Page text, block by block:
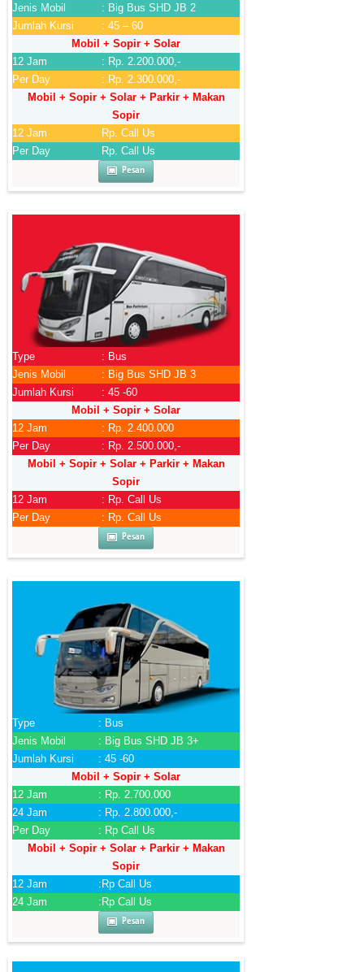
Jenis Mobil
: Big Bus SHD JB 2
Jumlah Kursi
: 45 – 60
Mobil + Sopir + Solar
12 Jam
: Rp. 2.200.000,-
Per Day
: Rp. 2.300.000,-
Mobil + Sopir + Solar + Parkir + Makan
Sopir
12 Jam
Rp. Call Us
Per Day
Rp. Call Us
Pesan
Type
: Bus
Jenis Mobil
: Big Bus SHD JB 3
Jumlah Kursi
: 45 -60
Mobil + Sopir + Solar
12 Jam
: Rp. 2.400.000
Per Day
: Rp. 2.500.000,-
Mobil + Sopir + Solar + Parkir + Makan
Sopir
12 Jam
: Rp. Call Us
Per Day
: Rp. Call Us
Pesan
Type
: Bus
Jenis Mobil
: Big Bus SHD JB 3+
Jumlah Kursi
: 45 -60
Mobil + Sopir + Solar
12 Jam
: Rp. 2.700.000
24 Jam
: Rp. 2.800.000,-
Per Day
: Rp Call Us
Mobil + Sopir + Solar + Parkir + Makan
Sopir
12 Jam
:Rp Call Us
24 Jam
:Rp Call Us
Pesan